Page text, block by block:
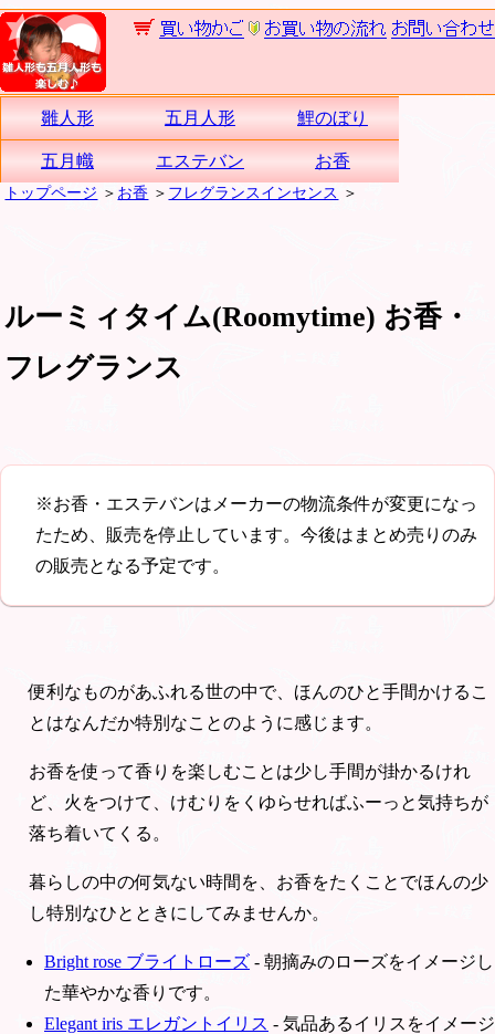
雛人形 五月人形 鯉のぼり
五月幟 エステバン お香
トップページ ＞ お香 ＞ フレグランスインセンス ＞
ルーミィタイム(Roomytime) お香・
フレグランス
※お香・エステバンはメーカーの物流条件が変更になっ
たため、販売を停止しています。今後はまとめ売りのみ
の販売となる予定です。
便利なものがあふれる世の中で、ほんのひと手間かけるこ
とはなんだか特別なことのように感じます。
お香を使って香りを楽しむことは少し手間が掛かるけれ
ど、火をつけて、けむりをくゆらせればふーっと気持ちが
落ち着いてくる。
暮らしの中の何気ない時間を、お香をたくことでほんの少
し特別なひとときにしてみませんか。
Bright rose ブライトローズ - 朝摘みのローズをイメージし
た華やかな香りです。
Elegant iris エレガントイリス - 気品あるイリスをイメージ